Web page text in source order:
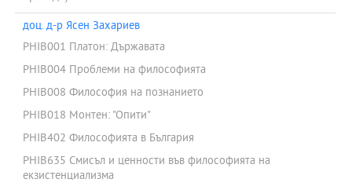
доц. д-р Ясен Захариев
PHIB001 Платон: Държавата
PHIB004 Проблеми на философията
PHIB008 Философия на познанието
PHIB018 Монтен: "Опити"
PHIB402 Философията в България
PHIB635 Смисъл и ценности във философията на
екзистенциализма